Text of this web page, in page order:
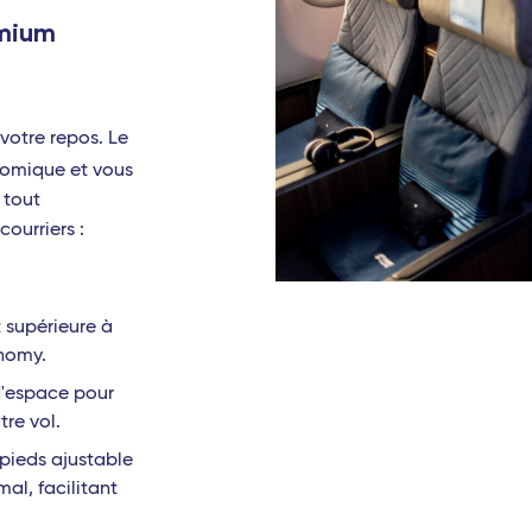
repos. Le
et vous
tout
:
à
pour
vol.
ajustable
facilitant